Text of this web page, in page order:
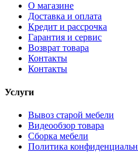
О магазине
Доставка и оплата
Кредит и рассрочка
Гарантия и сервис
Возврат товара
Контакты
Контакты
Услуги
Вывоз старой мебели
Видеообзор товара
Сборка мебели
Политика